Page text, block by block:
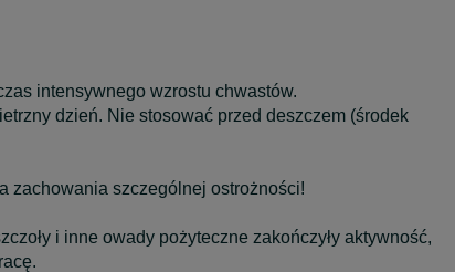
intensywnego wzrostu chwastów.
dzień. Nie stosować przed deszczem (środek
zachowania szczególnej ostrożności!
i inne owady pożyteczne zakończyły aktywność,